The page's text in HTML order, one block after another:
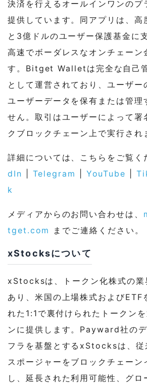
決済を行えるオールインワンのプ
提供しています。同アプリは、高
と3億ドルのユーザー保護基金に
高速でボーダレスなオンチェーン
す。Bitget Walletは完全な自己
として運営されており、ユーザー
ユーザーデータを保有または管理
せん。取引はユーザーによって署
クブロックチェーン上で実行され
詳細については、こちらをご覧く
dIn
Telegram YouTube
k
メディアからのお問い合わせは、
tget.com
までご連絡ください。
xStocksについて
xStocksは、トークン化株式の業
あり、米国の上場株式およびETF
れた1:1で裏付けられたトークン
ンに提供します。Payward社の
フラを基盤とするxStocksは、従
スポージャーをブロックチェーン
し、延長された利用可能性、グロ